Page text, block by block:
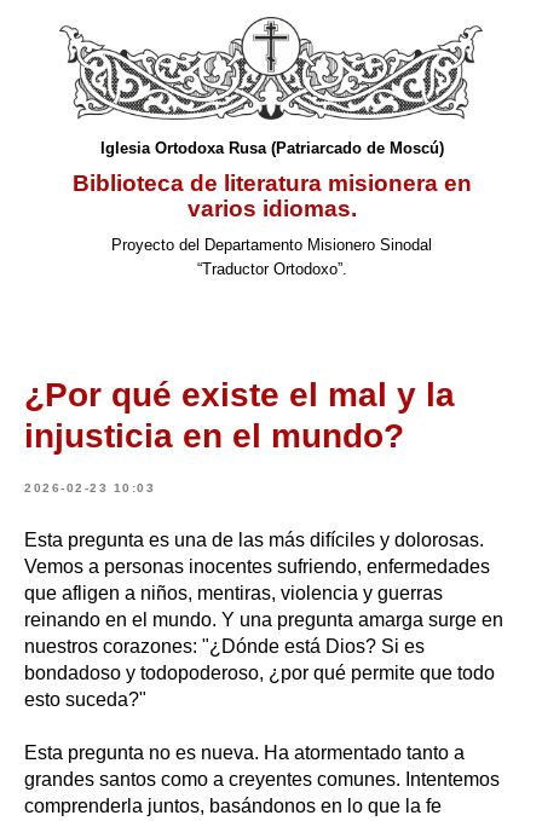
Iglesia Ortodoxa Rusa (Patriarcado de Moscú)
Biblioteca de literatura misionera en
varios idiomas.
Proyecto del Departamento Misionero Sinodal
“Traductor Ortodoxo”.
¿Por qué existe el mal y la
injusticia en el mundo?
2026-02-23 10:03
Esta pregunta es una de las más difíciles y dolorosas.
Vemos a personas inocentes sufriendo, enfermedades
que afligen a niños, mentiras, violencia y guerras
reinando en el mundo. Y una pregunta amarga surge en
nuestros corazones: "¿Dónde está Dios? Si es
bondadoso y todopoderoso, ¿por qué permite que todo
esto suceda?"
Esta pregunta no es nueva. Ha atormentado tanto a
grandes santos como a creyentes comunes. Intentemos
comprenderla juntos, basándonos en lo que la fe